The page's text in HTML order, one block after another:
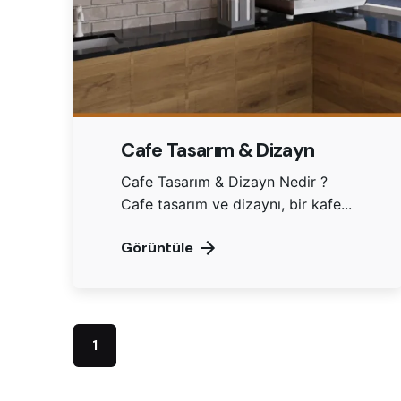
Cafe Tasarım & Dizayn
Cafe Tasarım & Dizayn Nedir ?
Cafe tasarım ve dizaynı, bir kafe...
Görüntüle
1